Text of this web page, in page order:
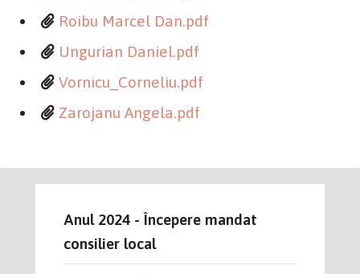
Roibu Marcel Dan.pdf
Ungurian Daniel.pdf
Vornicu_Corneliu.pdf
Zarojanu Angela.pdf
Anul 2024 - Începere mandat
consilier local